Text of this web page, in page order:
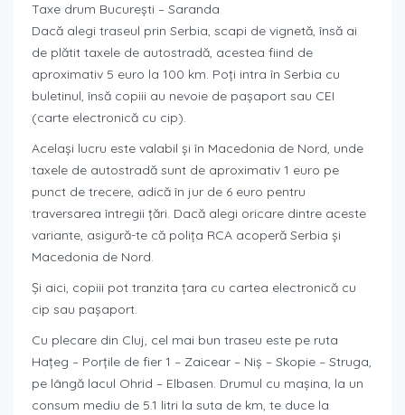
Taxe drum București – Saranda
Dacă alegi traseul prin Serbia, scapi de vignetă, însă ai
de plătit taxele de autostradă, acestea fiind de
aproximativ 5 euro la 100 km. Poți intra în Serbia cu
buletinul, însă copiii au nevoie de pașaport sau CEI
(carte electronică cu cip).
Același lucru este valabil și în Macedonia de Nord, unde
taxele de autostradă sunt de aproximativ 1 euro pe
punct de trecere, adică în jur de 6 euro pentru
traversarea întregii țări. Dacă alegi oricare dintre aceste
variante, asigură-te că polița RCA acoperă Serbia și
Macedonia de Nord.
Și aici, copiii pot tranzita țara cu cartea electronică cu
cip sau pașaport.
Cu plecare din Cluj, cel mai bun traseu este pe ruta
Hațeg – Porțile de fier 1 – Zaicear – Niș – Skopie – Struga,
pe lângă lacul Ohrid – Elbasen. Drumul cu mașina, la un
consum mediu de 5.1 litri la suta de km, te duce la